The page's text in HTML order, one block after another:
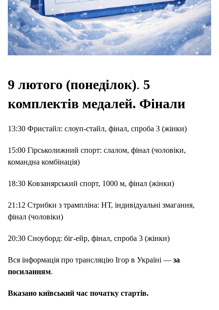
9 лютого (понеділок). 5
комплектів медалей. Фінали
13:30 Фристайл: слоуп-стайл, фінал, спроба 3 (жінки)
15:00 Гірськолижний спорт: слалом, фінал (чоловіки,
командна комбінація)
18:30 Ковзанярський спорт, 1000 м, фінал (жінки)
21:12 Стрибки з трампліна: НТ, індивідуальні змагання,
фінал (чоловіки)
20:30 Сноуборд: біг-ейр, фінал, спроба 3 (жінки)
Вся інформація про трансляцію Ігор в Україні — за
посиланням.
Вказано київський час початку стартів.